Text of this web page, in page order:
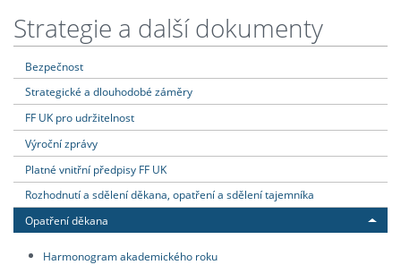
Strategie a další dokumenty
Bezpečnost
Strategické a dlouhodobé záměry
FF UK pro udržitelnost
Výroční zprávy
Platné vnitřní předpisy FF UK
Rozhodnutí a sdělení děkana, opatření a sdělení tajemníka
Opatření děkana
Harmonogram akademického roku